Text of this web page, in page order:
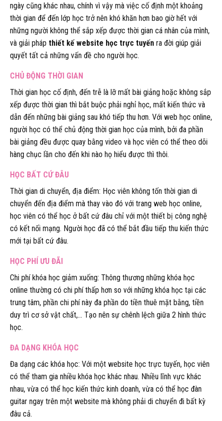
ngày cũng khác nhau, chính vì vậy mà việc cố định một khoảng
thời gian để đến lớp học trở nên khó khăn hơn bao giờ hết với
những người không thể sắp xếp được thời gian cá nhân của mình,
và giải pháp thiết kế website học trực tuyến ra đời giúp giải
quyết tất cả những vấn đề cho người học.
CHỦ ĐỘNG THỜI GIAN
Thời gian học cố định, đến trễ là lỡ mất bài giảng hoặc không sắp
xếp được thời gian thì bắt buộc phải nghỉ học, mất kiến thức và
dẫn đến những bài giảng sau khó tiếp thu hơn. Với web học online,
người học có thể chủ động thời gian học của mình, bởi đa phần
bài giảng đều được quay bằng video và học viên có thể theo dõi
hàng chục lần cho đến khi nào họ hiểu được thì thôi.
HỌC BẤT CỨ ĐÂU
Thời gian di chuyển, địa điểm: Học viên không tốn thời gian di
chuyển đến địa điểm mà thay vào đó với trang web học online,
học viên có thể học ở bất cứ đâu chỉ với một thiết bị công nghệ
có kết nối mạng. Người học đã có thể bắt đầu tiếp thu kiến thức
mới tại bất cứ đâu.
HỌC PHÍ ƯU ĐÃI
Chi phí khóa học giảm xuống: Thông thương những khóa học
online thường có chi phí thấp hơn so với những khóa học tại các
trung tâm, phần chi phí này đa phần do tiền thuê mặt bằng, tiền
duy trì cơ sở vật chất,… Tạo nên sự chênh lệch giữa 2 hình thức
học.
ĐA DẠNG KHÓA HỌC
Đa dạng các khóa học: Với một website học trực tuyến, học viên
có thể tham gia nhiều khóa học khác nhau. Nhiều lĩnh vực khác
nhau, vừa có thể học kiến thức kinh doanh, vừa có thể học đàn
guitar ngay trên một website mà không phải di chuyển đi bất kỳ
đâu cả.